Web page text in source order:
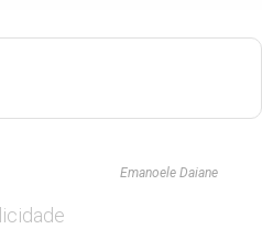
Emanoele Daiane